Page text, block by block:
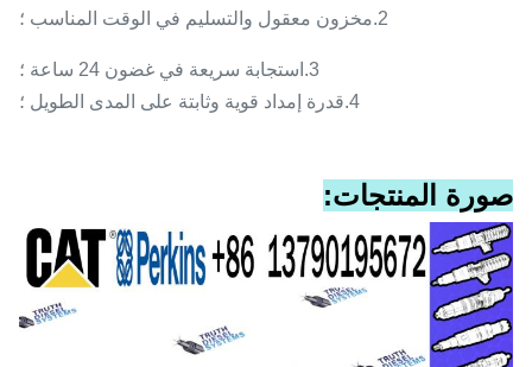
2. مخزون معقول والتسليم في الوقت المناسب ؛
3. استجابة سريعة في غضون 24 ساعة ؛
4. قدرة إمداد قوية وثابتة على المدى الطويل ؛
صورة المنتجات: